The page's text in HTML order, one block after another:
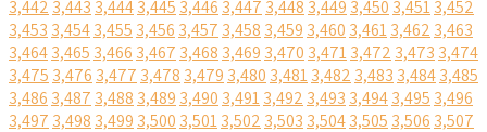
3,442 3,443 3,4443,445 3,446 3,447 3,448 3,449 3,450 3,4513,452
3,453 3,4543,455 3,456 3,457 3,458 3,459 3,460 3,4613,462 3,463
3,4643,465 3,466 3,467 3,468 3,469 3,470 3,4713,472 3,473 3,474
3,475 3,476 3,477 3,478 3,479 3,480 3,4813,482 3,483 3,4843,485
3,486 3,487 3,488 3,489 3,490 3,4913,492 3,493 3,4943,495 3,496
3,497 3,498 3,499 3,500 3,5013,502 3,503 3,5043,505 3,506 3,507